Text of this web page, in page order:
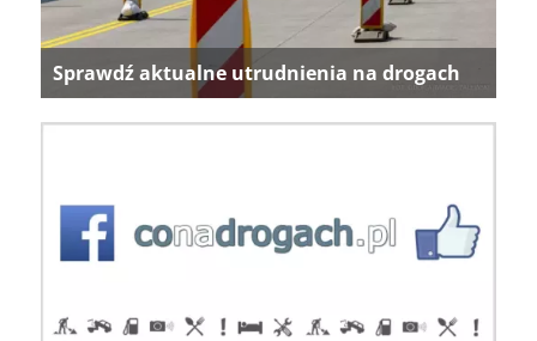
Sprawdź aktualne utrudnienia na drogach